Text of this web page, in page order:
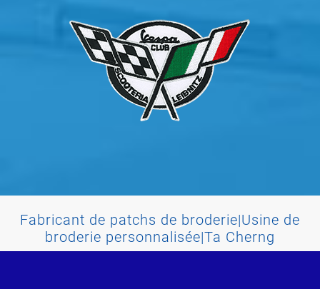
Fabricant de patchs de broderie|Usine de
broderie personnalisée|Ta Cherng